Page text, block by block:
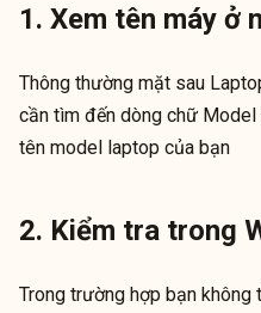
1. Xem tên máy ở
Thông thường mặt sau
cần tìm đến dòng chữ
tên model laptop của bạn
2. Kiểm tra trong
Trong trường hợp bạn không